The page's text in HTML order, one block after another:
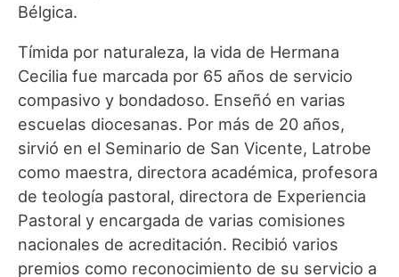
Bélgica.
Tímida por naturaleza, la vida de Hermana
Cecilia fue marcada por 65 años de servicio
compasivo y bondadoso. Enseñó en varias
escuelas diocesanas. Por más de 20 años,
sirvió en el Seminario de San Vicente, Latrobe
como maestra, directora académica, profesora
de teología pastoral, directora de Experiencia
Pastoral y encargada de varias comisiones
nacionales de acreditación. Recibió varios
premios como reconocimiento de su servicio a